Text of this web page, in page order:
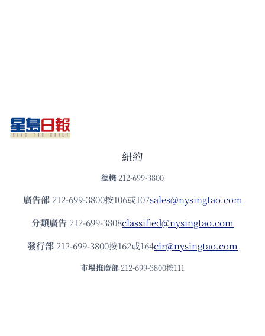
紐約
總機 212-699-3800
廣告部212-699-3800按106或107sales@nysingtao.com
分類廣告 212-699-3808classified@nysingtao.com
發⾏部 212-699-3800按162或164cir@nysingtao.com
市場推廣部 212-699-3800按111